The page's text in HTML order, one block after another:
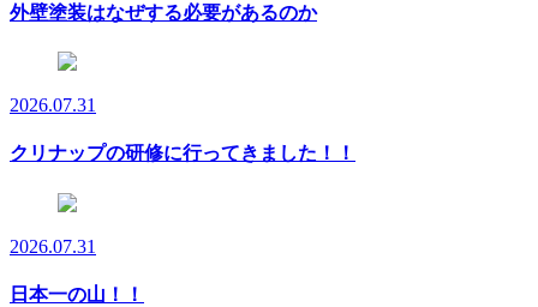
外壁塗装はなぜする必要があるのか
2026.07.31
クリナップの研修に行ってきました！！
2026.07.31
日本一の山！！